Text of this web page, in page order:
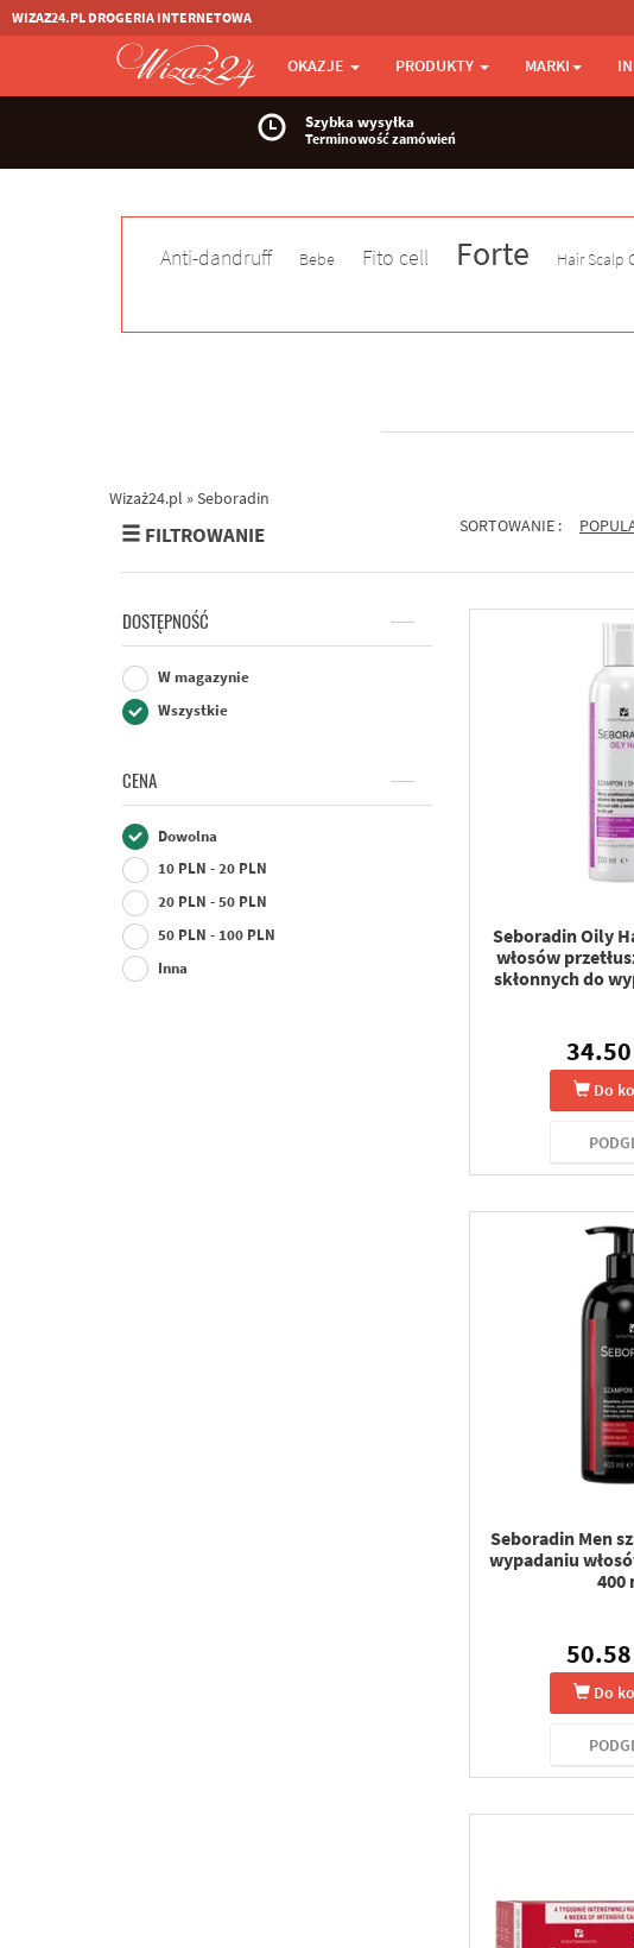
WIZAZ24.PL DROGERIA INTERNETOWA
OKAZJE PRODUKTY MARKI
Szybka wysyłka
Terminowość zamówień
Anti-dandruff Bebe Fito cell Forte Hair Scalp
Wizaż24.pl »Seboradin
FILTROWANIE SORTOWANIE :
DOSTĘPNOŚĆ
W magazynie
Wszystkie
CENA
Dowolna
10 PLN - 20 PLN
20 PLN - 50 PLN
50 PLN - 100 PLN
Inna
Seboradin Oily
włosów
skłonnych do
34.50
Do
Seboradin Men
wypadaniu
400
50.58
Do